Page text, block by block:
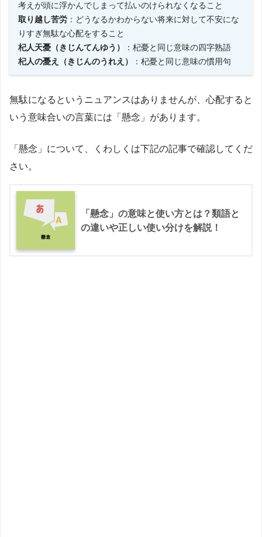
考えが頭に浮かんでしまって払いのけられなくなること
取り越し苦労 ：どうなるかわからない将来に対して不安にな
りすぎ無駄な心配をすること
杞人天憂（きじんてんゆう）
：杞憂と同じ意味の四字熟語
杞人の憂え（きじんのうれえ）
：杞憂と同じ意味の慣用句
無駄になるというニュアンスはありませんが、心配すると
いう意味合いの言葉には「懸念」があります。
「懸念」について、くわしくは下記の記事で確認してくだ
さい。
「懸念」の意味と使い方とは？類語と
の違いや正しい使い分けを解説！